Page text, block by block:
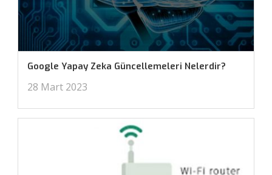
Google Yapay Zeka Güncellemeleri Nelerdir?
28 Mart 2023